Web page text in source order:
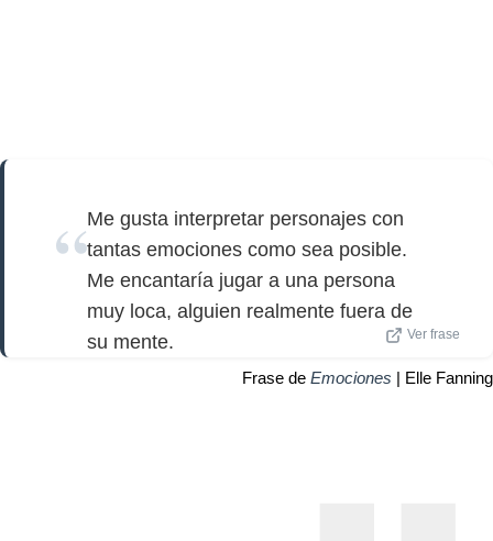
Me gusta interpretar personajes con
tantas emociones como sea posible.
Me encantaría jugar a una persona
muy loca, alguien realmente fuera de
su mente.
Ver frase
Frase de Emociones | Elle Fanning